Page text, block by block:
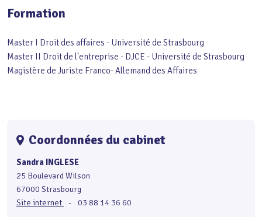
Formation
Master I Droit des affaires - Université de Strasbourg
Master II Droit de l'entreprise - DJCE - Université de Strasbourg
Magistère de Juriste Franco- Allemand des Affaires
Coordonnées du cabinet
Sandra INGLESE
25 Boulevard Wilson
67000 Strasbourg
Site internet
- 03 88 14 36 60